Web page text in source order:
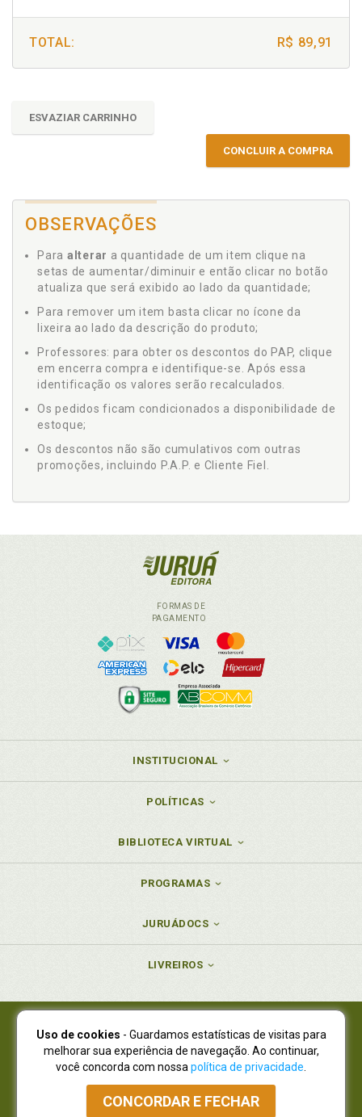
TOTAL: R$ 89,91
ESVAZIAR CARRINHO
CONCLUIR A COMPRA
OBSERVAÇÕES
Para alterar a quantidade de um item clique na
setas de aumentar/diminuir e então clicar no botão
atualiza que será exibido ao lado da quantidade;
Para remover um item basta clicar no ícone da
lixeira ao lado da descrição do produto;
Professores: para obter os descontos do PAP, clique
em encerra compra e identifique-se. Após essa
identificação os valores serão recalculados.
Os pedidos ficam condicionados a disponibilidade de
estoque;
Os descontos não são cumulativos com outras
promoções, incluindo P.A.P. e Cliente Fiel.
FORMAS DE
PAGAMENTO
INSTITUCIONAL
POLÍTICAS
BIBLIOTECA VIRTUAL
PROGRAMAS
JURUÁDOCS
LIVREIROS
Juruá Editora Ltda., CNPJ 77.535.508/0001-19
Juruá Informática Ltda., CNPJ 01.701.561/0001-80
NOVO ENDEREÇO:R. Flávio Dallegrave, 7665, São Lourenço |
Curitiba - Paraná - CEP 82210-310
Atendimento: (41) 4009-3900|Vendas Atacado: (41) 4009-3939
Uso de cookies - Guardamos estatísticas de visitas para
melhorar sua experiência de navegação. Ao continuar,
você concorda com nossa política de privacidade
CONCORDAR E FECHAR